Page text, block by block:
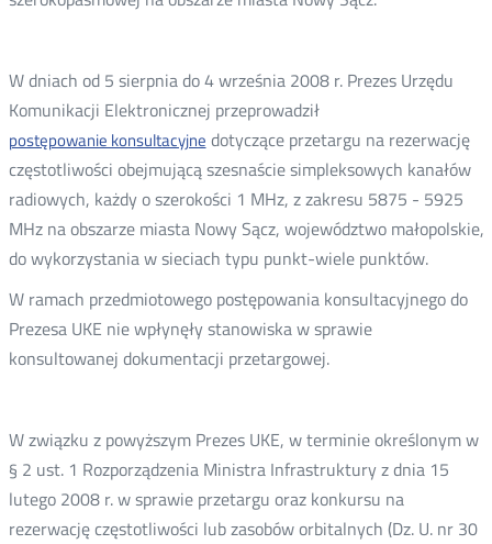
W dniach od 5 sierpnia do 4 września 2008 r. Prezes Urzędu
Komunikacji Elektronicznej przeprowadził
postępowanie konsultacyjne dotyczące przetargu na rezerwację
częstotliwości obejmującą szesnaście simpleksowych kanałów
radiowych, każdy o szerokości 1 MHz, z zakresu 5875 - 5925
MHz na obszarze miasta Nowy Sącz, województwo małopolskie,
do wykorzystania w sieciach typu punkt-wiele punktów.
W ramach przedmiotowego postępowania konsultacyjnego do
Prezesa UKE nie wpłynęły stanowiska w sprawie
konsultowanej dokumentacji przetargowej.
W związku z powyższym Prezes UKE, w terminie określonym w
§ 2 ust. 1 Rozporządzenia Ministra Infrastruktury z dnia 15
lutego 2008 r. w sprawie przetargu oraz konkursu na
rezerwację częstotliwości lub zasobów orbitalnych (Dz. U. nr 30